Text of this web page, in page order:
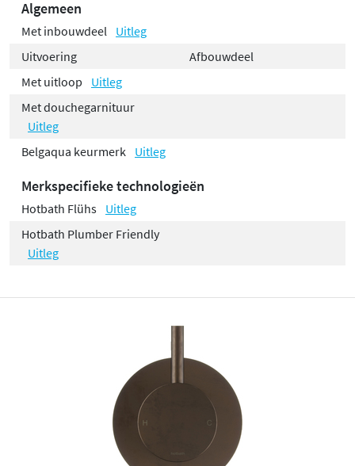
Algemeen
Met inbouwdeel
Uitleg
Uitvoering
Afbouwdeel
Met uitloop
Uitleg
Met douchegarnituur
Uitleg
Belgaqua keurmerk Uitleg
Merkspecifieke technologieën
Hotbath Flühs Uitleg
Hotbath Plumber Friendly
Uitleg